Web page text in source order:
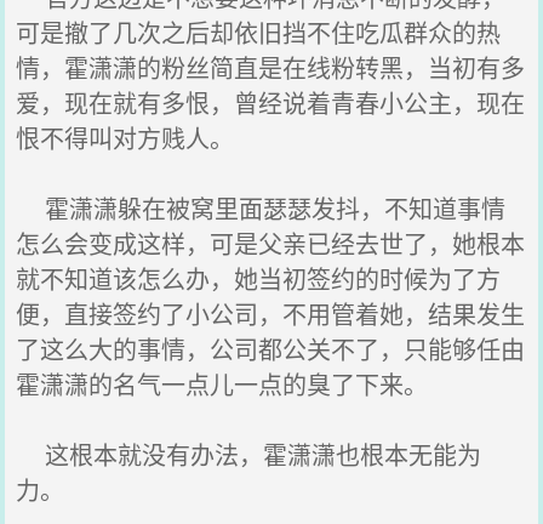
可是撤了几次之后却依旧挡不住吃瓜群众的热
情，霍潇潇的粉丝简直是在线粉转黑，当初有多
爱，现在就有多恨，曾经说着青春小公主，现在
恨不得叫对方贱人。
霍潇潇躲在被窝里面瑟瑟发抖，不知道事情
怎么会变成这样，可是父亲已经去世了，她根本
就不知道该怎么办，她当初签约的时候为了方
便，直接签约了小公司，不用管着她，结果发生
了这么大的事情，公司都公关不了，只能够任由
霍潇潇的名气一点儿一点的臭了下来。
这根本就没有办法，霍潇潇也根本无能为
力。